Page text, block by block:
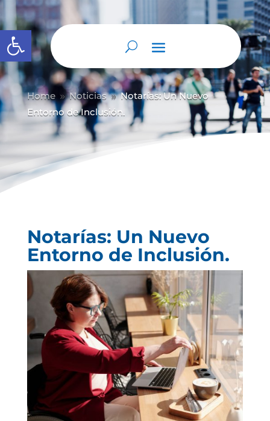
Abrir barra de herramientas
Home 9 Noticias 9 Notarías: Un Nuevo
Entorno de Inclusión.
Notarías: Un Nuevo
Entorno de Inclusión.